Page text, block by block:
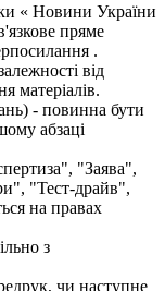
« Новини України
пряме
.
від
матеріалів.
- повинна бути
абзаці
"Заява",
"Тест-драйв",
на правах
з
чи наступне